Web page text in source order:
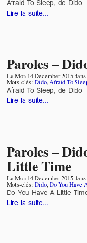
Afraid To Sleep, de Dido
Lire la suite...
Paroles –
Le Mon 14 December 2015dans
Mots-clés: Dido,Afraid To
Afraid To Sleep, de Dido
Lire la suite...
Paroles –
Little Time
Le Mon 14 December 2015dans
Mots-clés: Dido,Do You Have
Do You Have A Little
Lire la suite...